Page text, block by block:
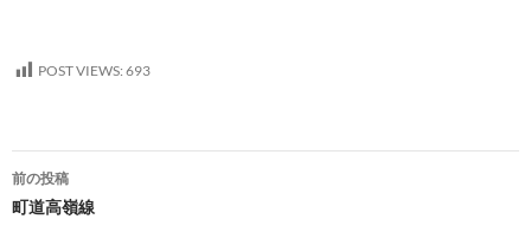
POST VIEWS: 693
投
稿
前の投稿
町道高嶺線